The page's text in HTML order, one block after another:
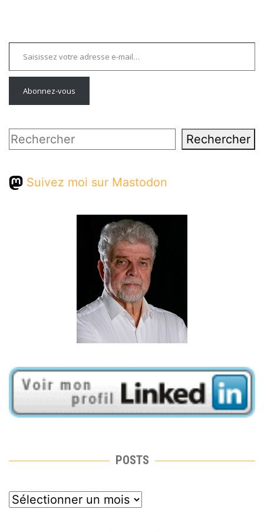
Saisissez votre adresse e-mail…
Abonnez-vous
Rechercher Rechercher
Suivez moi sur Mastodon
POSTS
posts